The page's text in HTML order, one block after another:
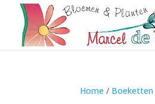
Home / Boeketten